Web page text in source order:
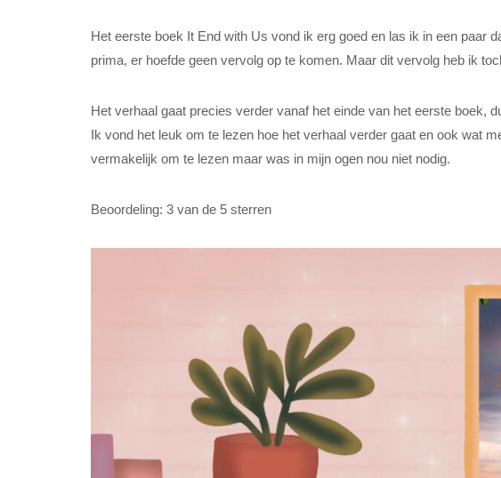
Het eerste boek It End with Us vond ik erg goed en las ik in een paar
prima, er hoefde geen vervolg op te komen. Maar dit vervolg heb ik
Het verhaal gaat precies verder vanaf het einde van het eerste boek,
Ik vond het leuk om te lezen hoe het verhaal verder gaat en ook wat
vermakelijk om te lezen maar was in mijn ogen nou niet nodig.
Beoordeling: 3 van de 5 sterren